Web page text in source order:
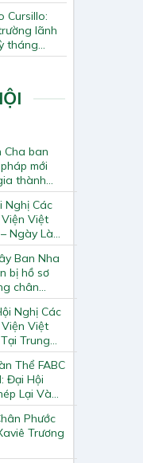
Cursillo:
lãnh
tháng
Cha ban
mới
thành
Nghị Các
Việt
Ngày Làm
Ban Nha
bị hồ sơ
chân
thánh
Nghị Các
Việt
Trung
Giáo
Thể FABC
Đại Hội
Lại Và
Trình
Hội Tại
Phước
Trương